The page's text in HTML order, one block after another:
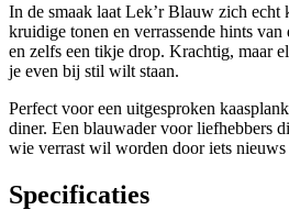
In de smaak laat Lek’r Blauw zich echt
kruidige tonen en verrassende hints
en zelfs een tikje drop. Krachtig, maar
je even bij stil wilt staan.
Perfect voor een uitgesproken
diner. Een blauwader voor liefhebbers
wie verrast wil worden door iets nieuws
Specificaties